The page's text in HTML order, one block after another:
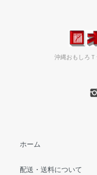
沖縄おもしろ
ホーム
配送・送料について